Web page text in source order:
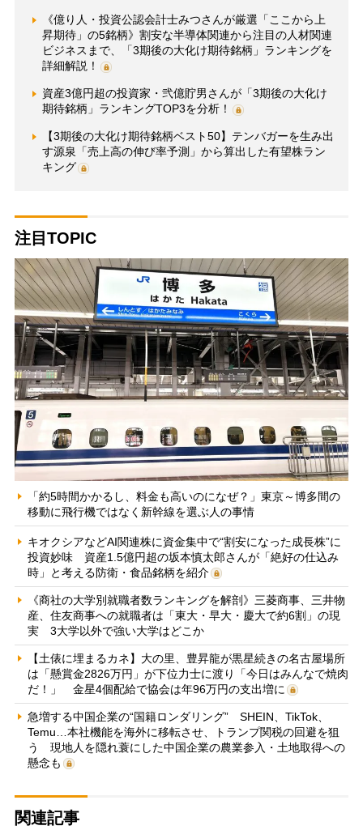
《億り人・投資公認会計士みつさんが厳選「ここから上
昇期待」の5銘柄》割安な半導体関連から注目の人材関連
ビジネスまで、「3期後の大化け期待銘柄」ランキングを
詳細解説！
資産3億円超の投資家・弐億貯男さんが「3期後の大化け
期待銘柄」ランキングTOP3を分析！
【3期後の大化け期待銘柄ベスト50】テンバガーを生み出
す源泉「売上高の伸び率予測」から算出した有望株ラン
キング
注目TOPIC
「約5時間かかるし、料金も高いのになぜ？」東京～博多間の
移動に飛行機ではなく新幹線を選ぶ人の事情
キオクシアなどAI関連株に資金集中で“割安になった成長株”に
投資妙味 資産1.5億円超の坂本慎太郎さんが「絶好の仕込み
時」と考える防衛・食品銘柄を紹介
《商社の大学別就職者数ランキングを解剖》三菱商事、三井物
産、住友商事への就職者は「東大・早大・慶大で約6割」の現
実 3大学以外で強い大学はどこか
【土俵に埋まるカネ】大の里、豊昇龍が黒星続きの名古屋場所
は「懸賞金2826万円」が下位力士に渡り「今日はみんなで焼肉
だ！」 金星4個配給で協会は年96万円の支出増に
急増する中国企業の“国籍ロンダリング” SHEIN、TikTok、
Temu…本社機能を海外に移転させ、トランプ関税の回避を狙
う 現地人を隠れ蓑にした中国企業の農業参入・土地取得への
懸念も
関連記事